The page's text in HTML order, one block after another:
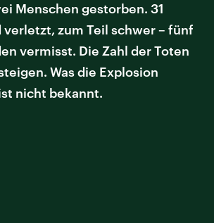
Menschen gestorben. 31
verletzt, zum Teil schwer – fünf
vermisst. Die Zahl der Toten
Was die Explosion
nicht bekannt.